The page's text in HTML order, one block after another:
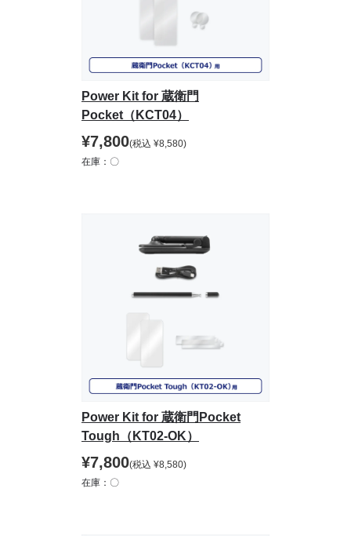
Power Kit for 蔵衛門
Pocket（KCT04）
¥7,800(税込 ¥8,580)
在庫：〇
Power Kit for 蔵衛門Pocket
Tough（KT02-OK）
¥7,800(税込 ¥8,580)
在庫：〇